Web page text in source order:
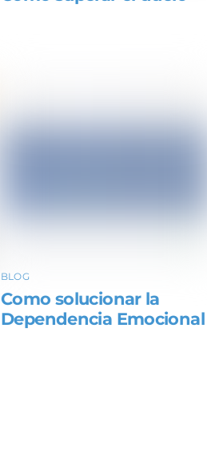
BLOG
Como solucionar la
Dependencia Emocional